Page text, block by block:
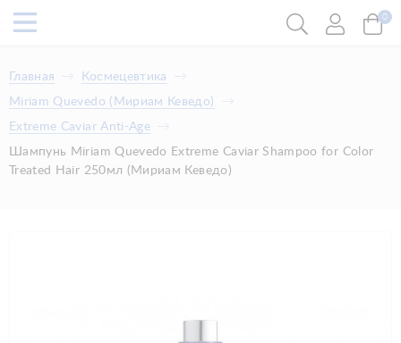
0
Главная
Космецевтика
Miriam Quevedo (Мириам Кеведо)
Extreme Caviar Anti-Age
Шампунь Miriam Quevedo Extreme Caviar Shampoo for Color
Treated Hair 250мл (Мириам Кеведо)